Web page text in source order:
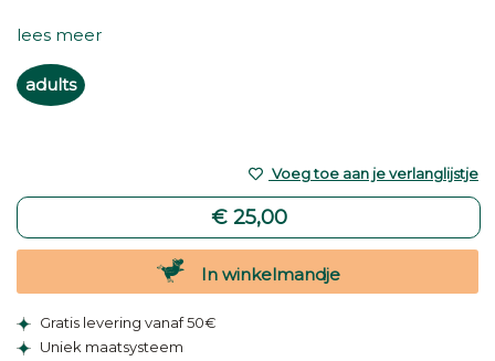
lees meer
adults
€ 25,00
Voeg toe aan je verlanglijstje
In winkelmandje
Gratis levering vanaf 50€
Uniek maatsysteem